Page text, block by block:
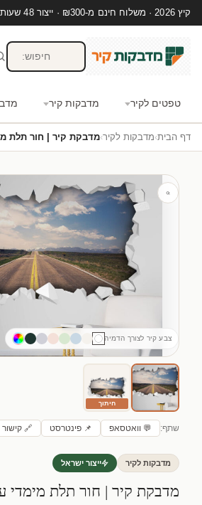
קיץ 2026 · משלוח חינם מ-₪300 · ייצור 48 שעות · 15,000+ לקוחות מרוצים
טפטים לקיר מדבקות קיר
דף הבית›מדבקות לקיר›מדבקת קיר | חור תלת
צבע קיר לצורך הדמיה
חיתוך
שתף: 💬 וואטסאפ 📌 פינטרסט 🔗 קישור
מדבקות לקיר ייצור ישראל
מדבקת קיר | חור תלת מימדי